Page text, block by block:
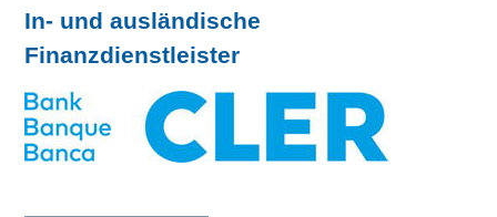
In- und ausländische
Finanzdienstleister